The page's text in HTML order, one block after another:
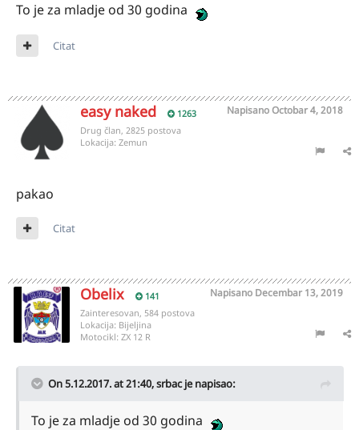
To je za mladje od 30 godina
Citat
easy naked 1263 NapisanoOctobar 4, 2018
Drug član, 2825 postova
Lokacija: Zemun
pakao
Citat
Obelix 141 Napisano Decembar 13, 2019
Zainteresovan, 584 postova
Lokacija: Bijeljina
Motocikl: ZX 12 R
On 5.12.2017. at 21:40,srbacje napisao:
To je za mladje od 30 godina